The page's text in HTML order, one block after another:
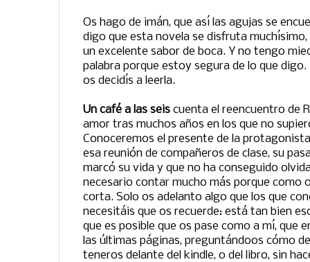
Os hago de imán, que así las agujas se
digo que esta novela se disfruta
un excelente sabor de boca. Y no tengo
palabra porque estoy segura de lo que
os decidís a leerla.
Un café a las seis cuenta el reencuentro de
amor tras muchos años en los que no
Conoceremos el presente de la
esa reunión de compañeros de clase, su
marcó su vida y que no ha conseguido
necesario contar mucho más porque como
corta. Solo os adelanto algo que los que
necesitáis que os recuerde: está tan bien
que es posible que os pase como a mí, que
las últimas páginas, preguntándoos cómo
teneros delante del kindle, o del libro, sin